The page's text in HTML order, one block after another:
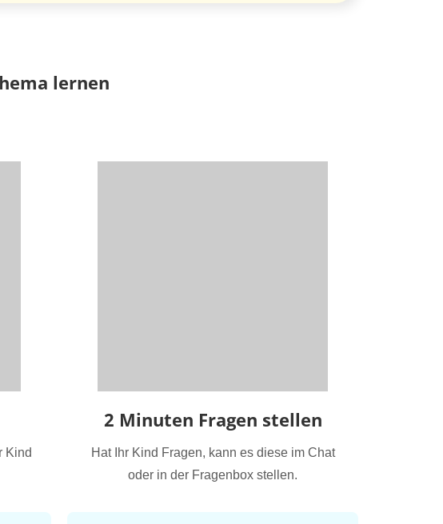
lernen
Kind
2 Minuten Fragen stellen
Hat Ihr Kind Fragen, kann es diese im Chat
oder in der Fragenbox stellen.